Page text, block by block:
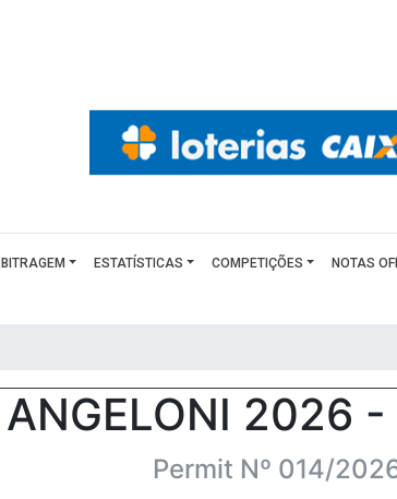
ESTATÍSTICAS COMPETIÇÕES NOTAS
2026 -
Permit Nº 014/